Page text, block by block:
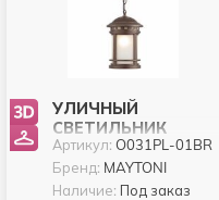
УЛИЧНЫЙ
СВЕТИЛЬНИК
MAYTONI
SALAMANCA
O031PL-01BR
Артикул: O031PL-01BR
Бренд: MAYTONI
Наличие: Под заказ